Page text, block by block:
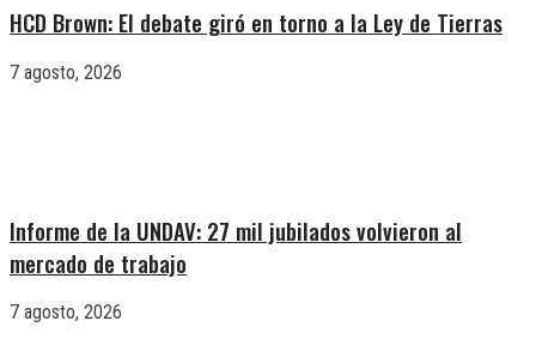
HCD Brown: El debate giró en torno a la Ley de Tierras
7 agosto, 2026
Informe de la UNDAV: 27 mil jubilados volvieron al
mercado de trabajo
7 agosto, 2026